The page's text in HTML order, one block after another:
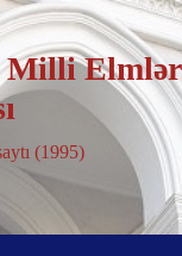
Milli Elmlər
(1995)